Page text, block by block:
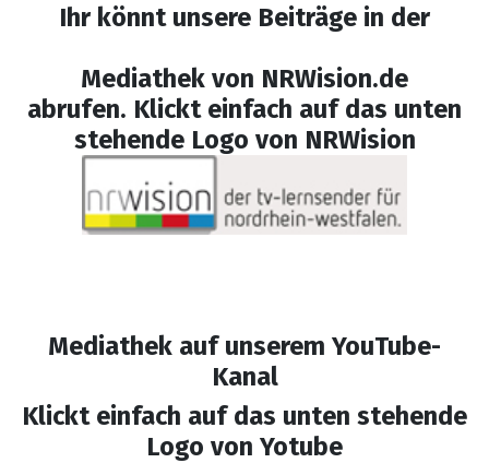
Ihr könnt unsere Beiträge in der
Mediathek von NRWision.de
abrufen. Klickt einfach auf das unten
stehende Logo von NRWision
Mediathek auf unserem YouTube-
Kanal
Klickt einfach auf das unten stehende
Logo von Yotube